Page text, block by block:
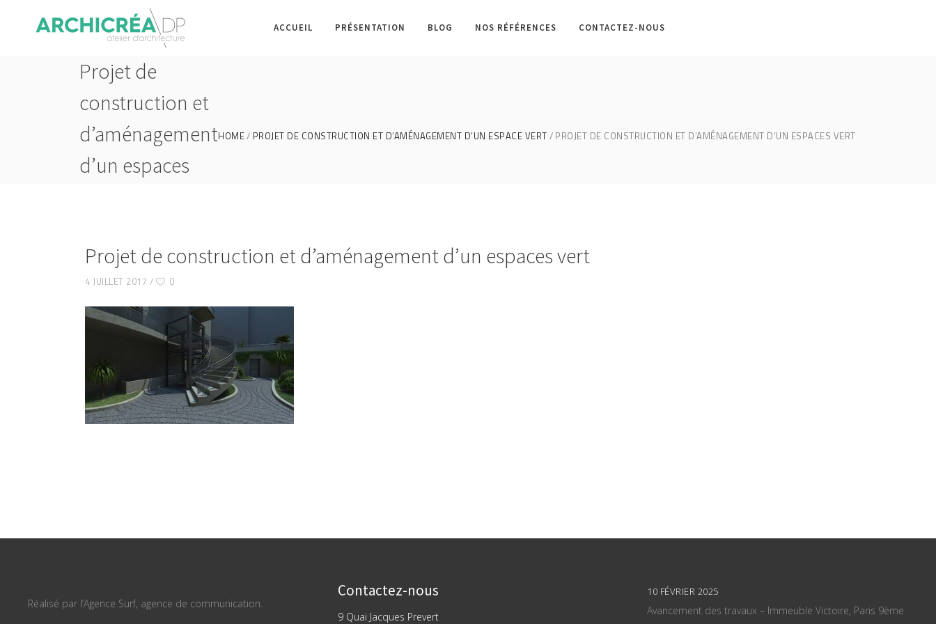
ACCUEIL PRÉSENTATION BLOG NOS RÉFÉRENCES CONTACTEZ-NOUS
Projet de
construction et
d’aménagement
d’un espaces
HOME PROJET DE CONSTRUCTION ET D’AMÉNAGEMENT D’UN ESPACE VERT PROJET DE CONSTRUCTION ET D’AMÉNAGEMENT D’UN ESPACES VERT
Projet de construction et d’aménagement d’un espaces vert
4 JUILLET 2017 0
Réalisé par l’Agence Surf, agence de communication.
Contactez-nous
9 Quai Jacques Prevert
10 FÉVRIER 2025
Avancement des travaux – Immeuble Victoire, Paris 9ème